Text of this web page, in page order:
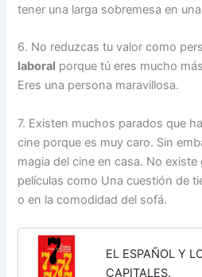
tener una larga sobremesa en
6. No reduzcas tu valor como
laboral porque tú eres mucho
Eres una persona maravillosa.
7. Existen muchos parados que
cine porque es muy caro. Sin
magia del cine en casa. No
películas como Una cuestión de
o en la comodidad del sofá.
EL ESPAÑOL Y
CAPITALES.